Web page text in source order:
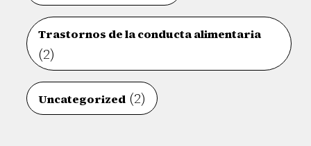
Trastornos de la conducta alimentaria
(2)
Uncategorized (2)